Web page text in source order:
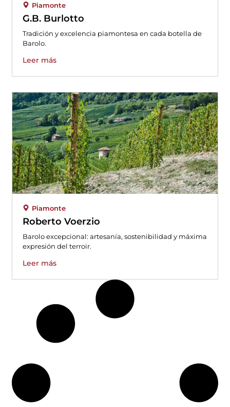
Piamonte
G.B. Burlotto
Tradición y excelencia piamontesa en cada botella de
Barolo.
Leer más
Piamonte
Roberto Voerzio
Barolo excepcional: artesanía, sostenibilidad y máxima
expresión del terroir.
Leer más